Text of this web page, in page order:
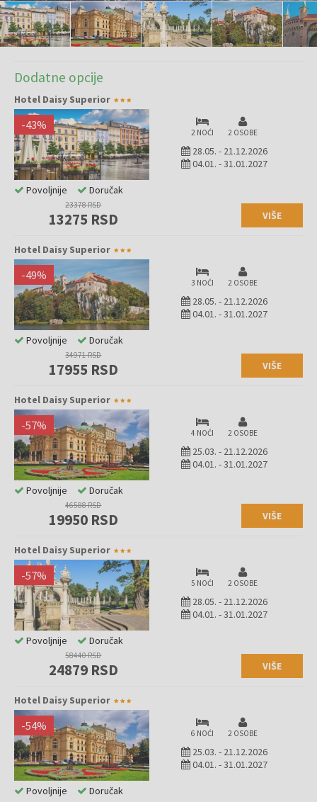
Dodatne opcije
Hotel Daisy Superior
-43% 2 NOĆI 2 OSOBE
28.05. - 21.12.2026
04.01. -31.01.2027
23378 RSD
13275 RSD VIŠE
Povoljnije Doručak
Hotel Daisy Superior
-49% 3 NOĆI 2 OSOBE
28.05. - 21.12.2026
04.01. -31.01.2027
34971 RSD
17955 RSD VIŠE
Povoljnije Doručak
Hotel Daisy Superior
-57% 4 NOĆI 2 OSOBE
25.03. - 21.12.2026
04.01. -31.01.2027
46588 RSD
19950 RSD VIŠE
Povoljnije Doručak
Hotel Daisy Superior
-57% 5 NOĆI 2 OSOBE
28.05. - 21.12.2026
04.01. -31.01.2027
58440 RSD
24879 RSD VIŠE
Povoljnije Doručak
Hotel Daisy Superior
-54% 6 NOĆI 2 OSOBE
25.03. - 21.12.2026
04.01. -31.01.2027
Povoljnije Doručak